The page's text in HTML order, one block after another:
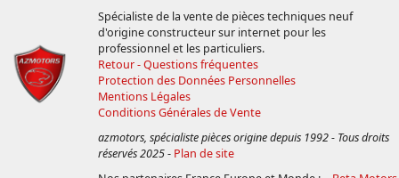
Spécialiste de la vente de pièces techniques neuf
d'origine constructeur sur internet pour les
professionnel et les particuliers.
Retour - Questions fréquentes
Protection des Données Personnelles
Mentions Légales
Conditions Générales de Vente
azmotors, spécialiste pièces origine depuis 1992 - Tous droits
réservés 2025- Plan de site